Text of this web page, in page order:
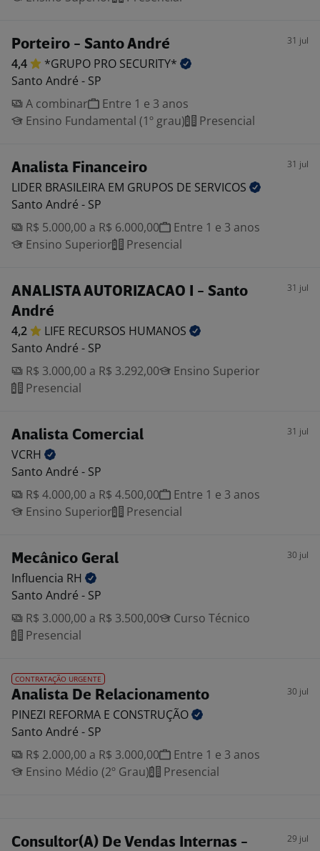
Porteiro - Santo André 31 jul
4,4 *GRUPO PRO SECURITY*
Santo André - SP
A combinar
Entre 1 e 3 anos
Ensino Fundamental (1º grau)
Presencial
Analista Financeiro 31 jul
LIDER BRASILEIRA EM GRUPOS DE SERVICOS
Santo André - SP
R$ 5.000,00 a R$ 6.000,00
Entre 1 e 3 anos
Ensino Superior
Presencial
ANALISTA AUTORIZACAO I - Santo
André
31 jul
4,2 LIFE RECURSOS HUMANOS
Santo André - SP
R$ 3.000,00 a R$ 3.292,00
Ensino Superior
Presencial
Analista Comercial 31 jul
VCRH
Santo André - SP
R$ 4.000,00 a R$ 4.500,00
Entre 1 e 3 anos
Ensino Superior
Presencial
Mecânico Geral 30 jul
Influencia RH
Santo André - SP
R$ 3.000,00 a R$ 3.500,00
Curso Técnico
Presencial
CONTRATAÇÃO URGENTE
Analista De Relacionamento 30 jul
PINEZI REFORMA E CONSTRUÇÃO
Santo André - SP
R$ 2.000,00 a R$ 3.000,00
Entre 1 e 3 anos
Ensino Médio (2º Grau)
Presencial
Consultor(A) De Vendas Internas -
29 jul